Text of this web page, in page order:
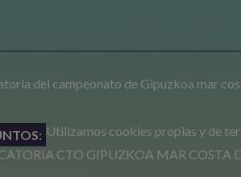
del campeonato de Gipuzkoa mar
CTO GIPUZKOA MAR COSTA
Utilizamos cookies propias y de